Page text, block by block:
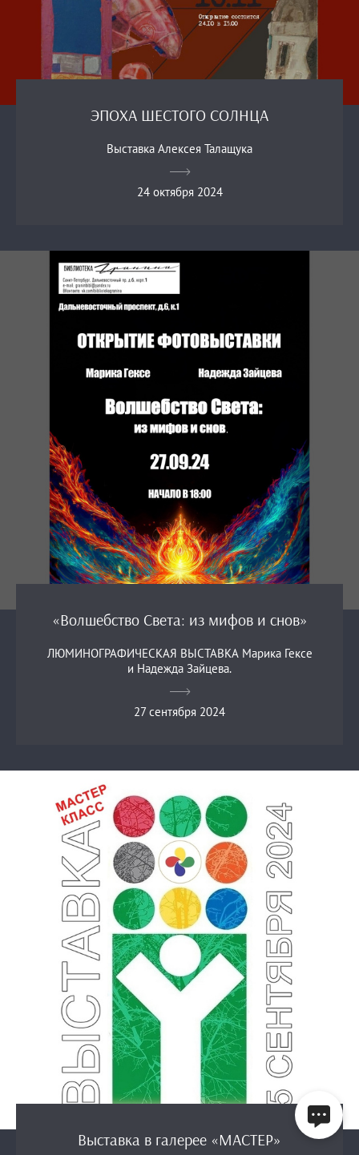
ЭПОХА ШЕСТОГО СОЛНЦА
Выставка Алексея Талащука
24 октября 2024
«Волшебство Света: из мифов и снов»
ЛЮМИНОГРАФИЧЕСКАЯ ВЫСТАВКА Марика Гексе
и Надежда Зайцева.
27 сентября 2024
Выставка в галерее «МАСТЕР»